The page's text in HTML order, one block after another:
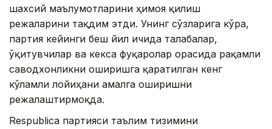
шахсий маълумотларини ҳимоя қилиш
режаларини тақдим этди. Унинг сўзларига кўра,
партия кейинги беш йил ичида талабалар,
ўқитувчилар ва кекса фуқаролар орасида рақамли
саводхонликни оширишга қаратилган кенг
кўламли лойиҳани амалга оширишни
режалаштирмоқда.
Respublica партияси таълим тизимини